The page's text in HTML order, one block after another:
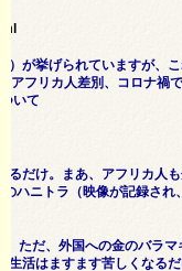
）が挙げられていますが、
アフリカ人差別、コロナ
いて
だけ。まあ、アフリカ人
ハニトラ（映像が記録さ
ただ、外国への金のバラ
活はますます苦しくなる